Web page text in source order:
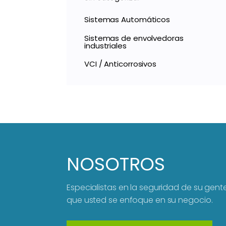
Sistemas Automáticos
Sistemas de envolvedoras
industriales
VCI / Anticorrosivos
NOSOTROS
Especialistas en la seguridad de su
que usted se enfoque en su negocio.